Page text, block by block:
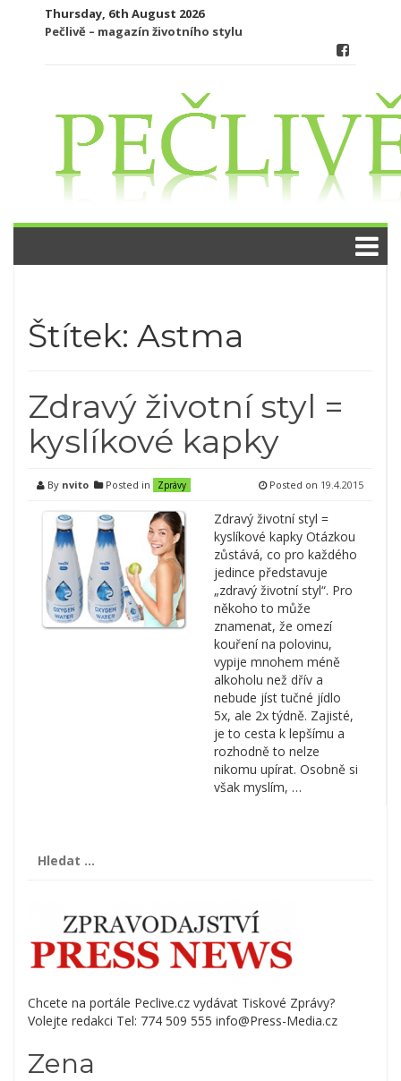
Thursday, 6th August 2026
Pečlivě – magazín životního stylu
Štítek: Astma
Zdravý životní styl =
kyslíkové kapky
By nvito Posted in Zprávy Posted on 19.4.2015
Zdravý životní styl =
kyslíkové kapky Otázkou
zůstává, co pro každého
jedince představuje
„zdravý životní styl“. Pro
někoho to může
znamenat, že omezí
kouření na polovinu,
vypije mnohem méně
alkoholu než dřív a
nebude jíst tučné jídlo
5x, ale 2x týdně. Zajisté,
je to cesta k lepšímu a
rozhodně to nelze
nikomu upírat. Osobně si
však myslím, …
Chcete na portále Peclive.cz vydávat Tiskové Zprávy?
Volejte redakci Tel: 774 509 555 info@Press-Media.cz
Zena